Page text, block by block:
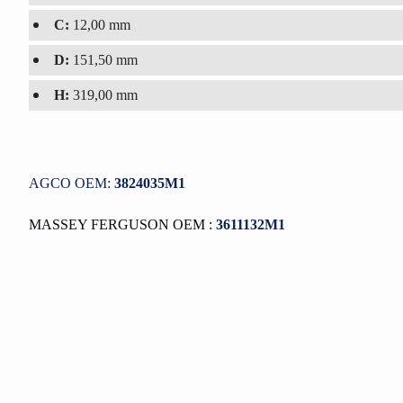
C: 12,00 mm
D: 151,50 mm
H: 319,00 mm
AGCO OEM: 3824035M1
MASSEY FERGUSON OEM : 3611132M1